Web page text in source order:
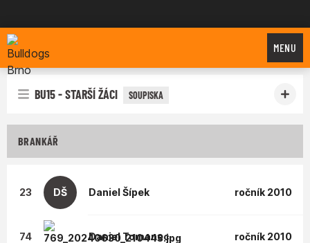
Bulldogs Brno
MENU
BU15 - STARŠÍ ŽÁCI SOUPISKA
BRANKÁŘ
23 DŠ DanielŠípek ročník 2010
74 DanielTomanec ročník 2010